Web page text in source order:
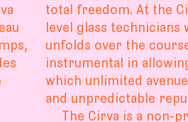
total freedom. At the
level glass technicians
unfolds over the
instrumental in
which unlimited
and unpredictable
The Cirva is a non-